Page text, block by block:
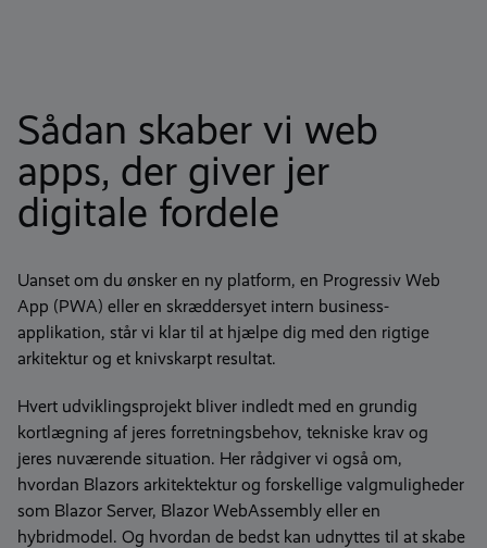
Sådan skaber vi web
apps, der giver jer
digitale fordele
Uanset om du ønsker en ny platform, en Progressiv Web
App (PWA) eller en skræddersyet intern business-
applikation, står vi klar til at hjælpe dig med den rigtige
arkitektur og et knivskarpt resultat.
Hvert udviklingsprojekt bliver indledt med en grundig
kortlægning af jeres forretningsbehov, tekniske krav og
jeres nuværende situation. Her rådgiver vi også om,
hvordan Blazors arkitektektur og forskellige valgmuligheder
som Blazor Server, Blazor WebAssembly eller en
hybridmodel. Og hvordan de bedst kan udnyttes til at skabe